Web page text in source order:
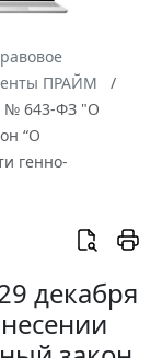
ПРАЙМ
№ 643-ФЗ "О
“О
генно-
декабря